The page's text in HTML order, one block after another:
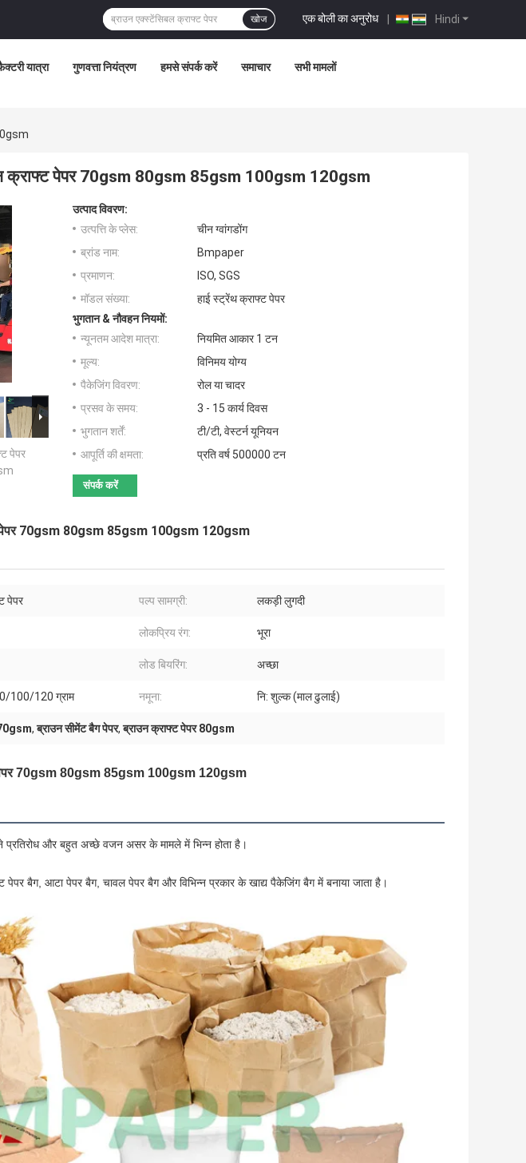
Hindi
एक बोली का अनुरोध |
खोज
यात्रा गुणवत्ता नियंत्रण हमसे संपर्क करें समाचार सभी मामलों
क्राफ्ट पेपर 70gsm 80gsm 85gsm 100gsm 120gsm
पेपर
उत्पाद विवरण:
उत्पत्ति के प्लेस:
चीन ग्वांगडोंग
ब्रांड नाम:
Bmpaper
प्रमाणन:
ISO, SGS
मॉडल संख्या:
हाई स्ट्रेंथ क्राफ्ट पेपर
भुगतान & नौवहन नियमों:
न्यूनतम आदेश मात्रा:
नियमित आकार 1 टन
मूल्य:
विनिमय योग्य
पैकेजिंग विवरण:
रोल या चादर
प्रसव के समय:
3 - 15 कार्य दिवस
भुगतान शर्तें:
टी/टी, वेस्टर्न यूनियन
आपूर्ति की क्षमता:
प्रति वर्ष 500000 टन
संपर्क करें
पेपर 70gsm 80gsm 85gsm 100gsm 120gsm
पेपर पल्प सामग्री: लकड़ी लुगदी
लोकप्रिय रंग: भूरा
लोड बियरिंग: अच्छा
100/120 ग्राम नमूना: नि: शुल्क (माल ढुलाई)
,ब्राउन सीमेंट बैग पेपर,ब्राउन क्राफ्ट पेपर 80gsm
पेपर 70gsm 80gsm 85gsm 100gsm 120gsm
प्रतिरोध और बहुत अच्छे वजन असर के मामले में भिन्न होता है।
बैग, आटा पेपर बैग, चावल पेपर बैग और विभिन्न प्रकार के खाद्य पैकेजिंग बैग में बनाया जाता है।